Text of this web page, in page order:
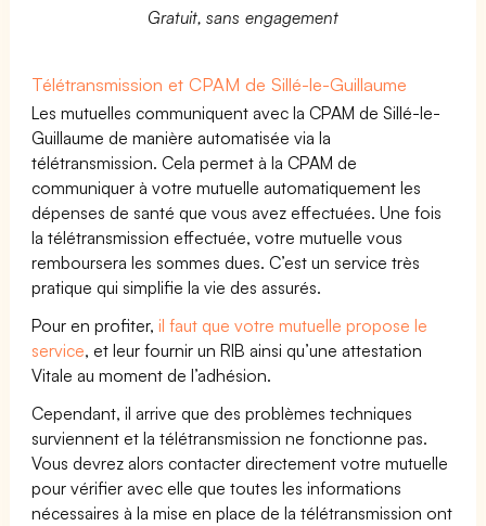
Gratuit, sans engagement
Télétransmission et CPAM de Sillé-le-Guillaume
Les mutuelles communiquent avec la CPAM de Sillé-le-
Guillaume de manière automatisée via la
télétransmission. Cela permet à la CPAM de
communiquer à votre mutuelle automatiquement les
dépenses de santé que vous avez effectuées. Une fois
la télétransmission effectuée, votre mutuelle vous
remboursera les sommes dues. C’est un service très
pratique qui simplifie la vie des assurés.
Pour en profiter,il faut que votre mutuelle propose le
service, et leur fournir un RIB ainsi qu’une attestation
Vitale au moment de l’adhésion.
Cependant, il arrive que des problèmes techniques
surviennent et la télétransmission ne fonctionne pas.
Vous devrez alors contacter directement votre mutuelle
pour vérifier avec elle que toutes les informations
nécessaires à la mise en place de la télétransmission ont